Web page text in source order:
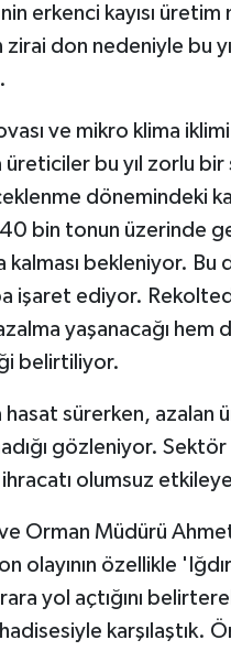
erkenci kayısı
zirai don nedeniyle bu
ve mikro klima
üreticiler bu yıl zorlu
dönemindeki
bin tonun üzerinde
kalması bekleniyor.
işaret ediyor.
yaşanacağı hem
belirtiliyor.
hasat sürerken,
gözleniyor.
ihracatı olumsuz
ve Orman Müdürü
olayının özellikle
yol açtığını
karşılaştık.